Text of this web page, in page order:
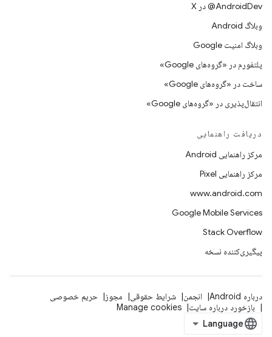
‫‎@AndroidDev در X
وبلاگ Android
وبلاگ امنیت Google
پلتفورم در «گروه‌های Google»
ساخت در «گروه‌های Google»
انتقال‌پذیری در «گروه‌های Google»
دریافت راهنمایی
مرکز راهنمایی Android
مرکز راهنمایی Pixel
www.android.com
Google Mobile Services
Stack Overflow
پیگیری‌کننده نسخه
درباره Android انجمن شرایط حقوقی مجوز
حریم خصوصی
بازخورد درباره سایت
Manage cookies